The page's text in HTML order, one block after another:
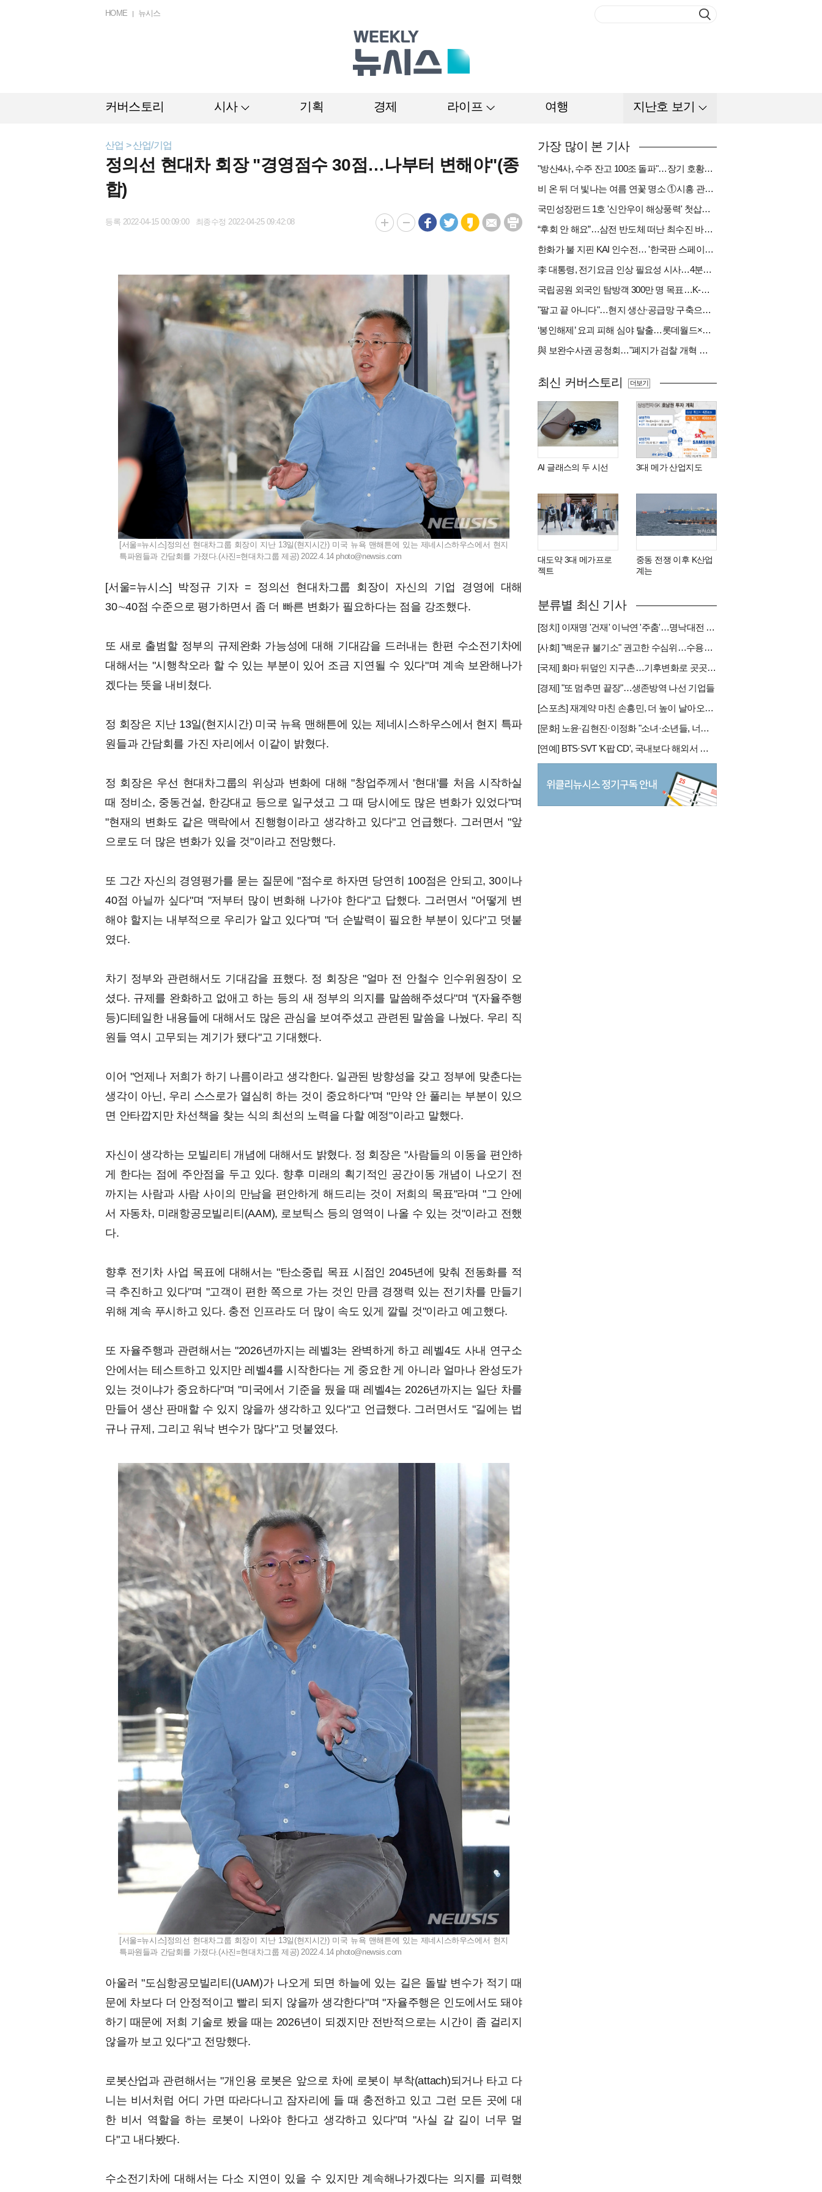
HOME 뉴시스
커버스토리 시사 기획 경제 라이프 여행 지난호 보기
산업 > 산업/기업
정의선 현대차 회장 "경영점수 30점…나부터 변해야"(종
합)
등록 2022-04-15 00:09:00 최종수정 2022-04-25 09:42:08
[서울=뉴시스]정의선 현대차그룹 회장이 지난 13일(현지시간) 미국 뉴욕 맨해튼에 있는 제네시스하우스에서 현지
특파원들과 간담회를 가졌다.(사진=현대차그룹 제공) 2022.4.14 photo@newsis.com
[서울=뉴시스] 박정규 기자 = 정의선 현대차그룹 회장이 자신의 기업 경영에 대해
30∼40점 수준으로 평가하면서 좀 더 빠른 변화가 필요하다는 점을 강조했다.
또 새로 출범할 정부의 규제완화 가능성에 대해 기대감을 드러내는 한편 수소전기차에
대해서는 "시행착오라 할 수 있는 부분이 있어 조금 지연될 수 있다"며 계속 보완해나가
겠다는 뜻을 내비쳤다.
정 회장은 지난 13일(현지시간) 미국 뉴욕 맨해튼에 있는 제네시스하우스에서 현지 특파
원들과 간담회를 가진 자리에서 이같이 밝혔다.
정 회장은 우선 현대차그룹의 위상과 변화에 대해 "창업주께서 '현대'를 처음 시작하실
때 정비소, 중동건설, 한강대교 등으로 일구셨고 그 때 당시에도 많은 변화가 있었다"며
"현재의 변화도 같은 맥락에서 진행형이라고 생각하고 있다"고 언급했다. 그러면서 "앞
으로도 더 많은 변화가 있을 것"이라고 전망했다.
또 그간 자신의 경영평가를 묻는 질문에 "점수로 하자면 당연히 100점은 안되고, 30이나
40점 아닐까 싶다"며 "저부터 많이 변화해 나가야 한다"고 답했다. 그러면서 "어떻게 변
해야 할지는 내부적으로 우리가 알고 있다"며 "더 순발력이 필요한 부분이 있다"고 덧붙
였다.
차기 정부와 관련해서도 기대감을 표했다. 정 회장은 "얼마 전 안철수 인수위원장이 오
셨다. 규제를 완화하고 없애고 하는 등의 새 정부의 의지를 말씀해주셨다"며 "(자율주행
등)디테일한 내용들에 대해서도 많은 관심을 보여주셨고 관련된 말씀을 나눴다. 우리 직
원들 역시 고무되는 계기가 됐다"고 기대했다.
이어 "언제나 저희가 하기 나름이라고 생각한다. 일관된 방향성을 갖고 정부에 맞춘다는
생각이 아닌, 우리 스스로가 열심히 하는 것이 중요하다"며 "만약 안 풀리는 부분이 있으
면 안타깝지만 차선책을 찾는 식의 최선의 노력을 다할 예정"이라고 말했다.
자신이 생각하는 모빌리티 개념에 대해서도 밝혔다. 정 회장은 "사람들의 이동을 편안하
게 한다는 점에 주안점을 두고 있다. 향후 미래의 획기적인 공간이동 개념이 나오기 전
까지는 사람과 사람 사이의 만남을 편안하게 해드리는 것이 저희의 목표"라며 "그 안에
서 자동차, 미래항공모빌리티(AAM), 로보틱스 등의 영역이 나올 수 있는 것"이라고 전했
다.
향후 전기차 사업 목표에 대해서는 "탄소중립 목표 시점인 2045년에 맞춰 전동화를 적
극 추진하고 있다"며 "고객이 편한 쪽으로 가는 것인 만큼 경쟁력 있는 전기차를 만들기
위해 계속 푸시하고 있다. 충전 인프라도 더 많이 속도 있게 깔릴 것"이라고 예고했다.
또 자율주행과 관련해서는 "2026년까지는 레벨3는 완벽하게 하고 레벨4도 사내 연구소
안에서는 테스트하고 있지만 레벨4를 시작한다는 게 중요한 게 아니라 얼마나 완성도가
있는 것이냐가 중요하다"며 "미국에서 기준을 뒀을 때 레벨4는 2026년까지는 일단 차를
만들어 생산 판매할 수 있지 않을까 생각하고 있다"고 언급했다. 그러면서도 "길에는 법
규나 규제, 그리고 워낙 변수가 많다"고 덧붙였다.
[서울=뉴시스]정의선 현대차그룹 회장이 지난 13일(현지시간) 미국 뉴욕 맨해튼에 있는 제네시스하우스에서 현지
특파원들과 간담회를 가졌다.(사진=현대차그룹 제공) 2022.4.14 photo@newsis.com
아울러 "도심항공모빌리티(UAM)가 나오게 되면 하늘에 있는 길은 돌발 변수가 적기 때
문에 차보다 더 안정적이고 빨리 되지 않을까 생각한다"며 "자율주행은 인도에서도 돼야
하기 때문에 저희 기술로 봤을 때는 2026년이 되겠지만 전반적으로는 시간이 좀 걸리지
않을까 보고 있다"고 전망했다.
로봇산업과 관련해서는 "개인용 로봇은 앞으로 차에 로봇이 부착(attach)되거나 타고 다
니는 비서처럼 어디 가면 따라다니고 잠자리에 들 때 충전하고 있고 그런 모든 곳에 대
한 비서 역할을 하는 로봇이 나와야 한다고 생각하고 있다"며 "사실 갈 길이 너무 멀
다"고 내다봤다.
수소전기차에 대해서는 다소 지연이 있을 수 있지만 계속해나가겠다는 의지를 피력했
가장 많이 본 기사
"방산4사, 수주 잔고 100조 돌파"…장기 호황기 들어섰다[다시 나는 K방산①]
비 온 뒤 더 빛나는 여름 연꽃 명소 ①시흥 관곡지
국민성장펀드 1호 '신안우이 해상풍력' 첫삽…바람소득 시동[하반기 에너지②]
“후회 안 해요”…삼전 반도체 떠난 최수진 바텐더의 ‘피어오름’[피플]
한화가 불 지핀 KAI 인수전… '한국판 스페이스X' 탄생 촉각[다시 나는 K방산③]
李 대통령, 전기요금 인상 필요성 시사…4분기엔 오를까
국립공원 외국인 탐방객 300만 명 목표…K-트레킹 키운다
"팔고 끝 아니다"…현지 생산·공급망 구축으로 글로벌 진입장벽 돌파[다시 나는 K방산②]
‘봉인해제’ 요괴 피해 심야 탈출…롯데월드×당근
與 보완수사권 공청회…"폐지가 검찰 개혁 아냐" vs "보완수사권은 전면 재수사권"(종합)
최신 커버스토리
AI 글래스의 두 시선 3대 메가 산업지도
대도약 3대 메가프로
젝트
중동 전쟁 이후 K산업
계는
더보기
분류별 최신 기사
[정치] 이재명 '건재' 이낙연 '주춤'…명낙대전 불안한 휴전
[사회] "백운규 불기소" 권고한 수심위…수용땐 줄소송 피할듯
[국제] 화마 뒤덮인 지구촌…기후변화로 곳곳 대형 화재
[경제] "또 멈추면 끝장"…생존방역 나선 기업들
[스포츠] 재계약 마친 손흥민, 더 높이 날아오를까
[문화] 노윤·김현진·이정화 "소녀·소년들, 너희는 혼자가 아니야"
[연예] BTS·SVT 'K팝 CD', 국내보다 해외서 더 팔린다 왜?